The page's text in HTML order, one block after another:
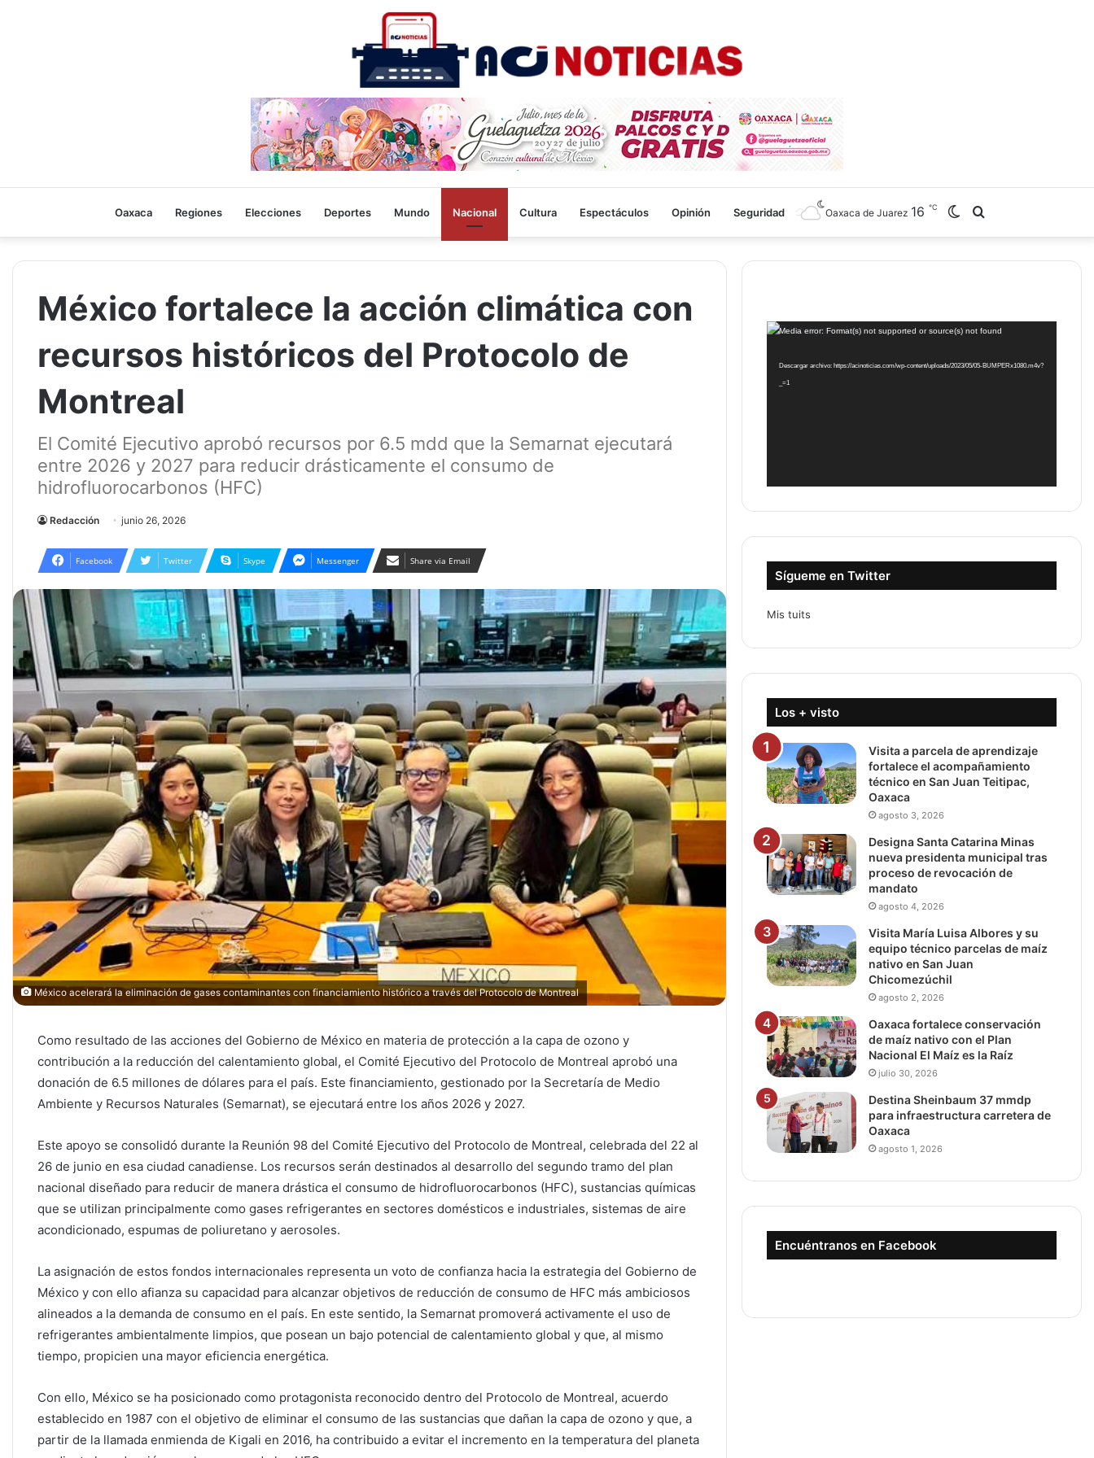
Oaxaca Regiones Elecciones Deportes Mundo Nacional Cultura Espectáculos Opinión Seguridad
for
Switch
skin
Oaxaca de Juarez 16 ℃
México fortalece la acción climática con
recursos históricos del Protocolo de
Montreal
El Comité Ejecutivo aprobó recursos por 6.5 mdd que la Semarnat ejecutará
entre 2026 y 2027 para reducir drásticamente el consumo de
hidrofluorocarbonos (HFC)
Redacción junio 26, 2026
Facebook Twitter Skype Messenger Share via Email
México acelerará la eliminación de gases contaminantes con financiamiento histórico a través del Protocolo de Montreal
Como resultado de las acciones del Gobierno de México en materia de protección a la capa de ozono y
contribución a la reducción del calentamiento global, el Comité Ejecutivo del Protocolo de Montreal aprobó una
donación de 6.5 millones de dólares para el país. Este financiamiento, gestionado por la Secretaría de Medio
Ambiente y Recursos Naturales (Semarnat), se ejecutará entre los años 2026 y 2027.
Este apoyo se consolidó durante la Reunión 98 del Comité Ejecutivo del Protocolo de Montreal, celebrada del 22 al
26 de junio en esa ciudad canadiense. Los recursos serán destinados al desarrollo del segundo tramo del plan
nacional diseñado para reducir de manera drástica el consumo de hidrofluorocarbonos (HFC), sustancias químicas
que se utilizan principalmente como gases refrigerantes en sectores domésticos e industriales, sistemas de aire
acondicionado, espumas de poliuretano y aerosoles.
La asignación de estos fondos internacionales representa un voto de confianza hacia la estrategia del Gobierno de
México y con ello afianza su capacidad para alcanzar objetivos de reducción de consumo de HFC más ambiciosos
alineados a la demanda de consumo en el país. En este sentido, la Semarnat promoverá activamente el uso de
refrigerantes ambientalmente limpios, que posean un bajo potencial de calentamiento global y que, al mismo
tiempo, propicien una mayor eficiencia energética.
Con ello, México se ha posicionado como protagonista reconocido dentro del Protocolo de Montreal, acuerdo
establecido en 1987 con el objetivo de eliminar el consumo de las sustancias que dañan la capa de ozono y que, a
partir de la llamada enmienda de Kigali en 2016, ha contribuido a evitar el incremento en la temperatura del planeta
Reproductor
vídeo
Media error: Format(s) not supported or source(s) not found
Descargar archivo: https://acinoticias.com/wp-content/uploads/2023/05/05-BUMPERx1080.m4v?
_=1
Sígueme en Twitter
Mis tuits
Los + visto
Visita a parcela de aprendizaje
fortalece el acompañamiento
técnico en San Juan Teitipac,
Oaxaca
agosto 3, 2026
Designa Santa Catarina Minas
nueva presidenta municipal tras
proceso de revocación de
mandato
agosto 4, 2026
Visita María Luisa Albores y su
equipo técnico parcelas de maíz
nativo en San Juan
Chicomezúchil
agosto 2, 2026
Oaxaca fortalece conservación
de maíz nativo con el Plan
Nacional El Maíz es la Raíz
julio 30, 2026
Destina Sheinbaum 37 mmdp
para infraestructura carretera de
Oaxaca
agosto 1, 2026
Encuéntranos en Facebook